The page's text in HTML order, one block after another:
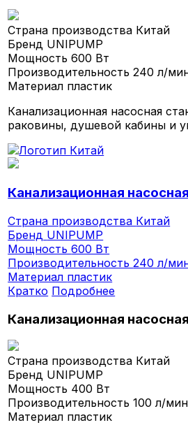
Страна производства Китай
Бренд UNIPUMP
Мощность600 Вт
Производительность240 л/
Материал пластик
Канализационная насосная
раковины, душевой кабины и
Канализационная
Страна производства Китай
Бренд UNIPUMP
Мощность600 Вт
Производительность240 л/
Материал пластик
Кратко Подробнее
Канализационная
Страна производства Китай
Бренд UNIPUMP
Мощность 400 Вт
Производительность100 л/мин
Материал пластик